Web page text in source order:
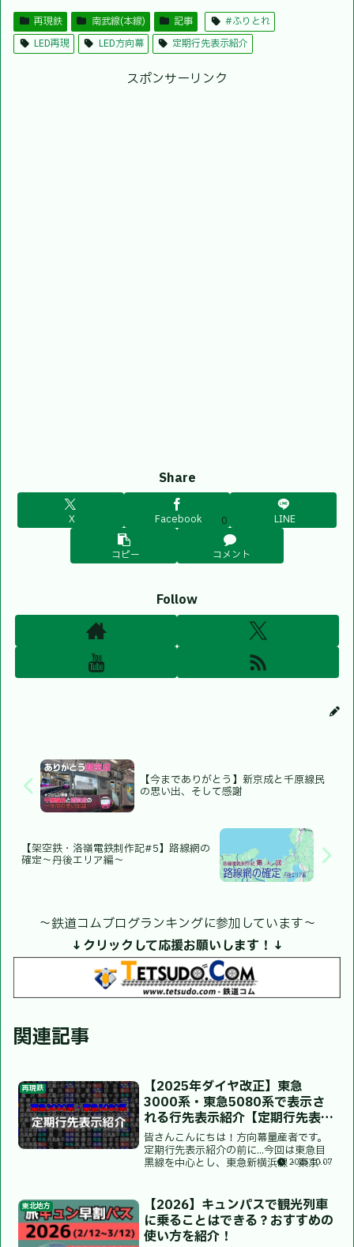
再現鉄 南武線(本線) 記事
#ふりとれ
LED再現
LED方向幕 定期行先表示紹介
スポンサーリンク
Share
X Facebook 0 LINE
コピー コメント
Follow
【今までありがとう】新京成と千原線民
の思い出、そして感謝
【架空鉄・洛嶺電鉄制作記#5】路線網の
確定〜丹後エリア編〜
〜鉄道コムブログランキングに参加しています〜
↓クリックして応援お願いします！↓
関連記事
再現鉄
【2025年ダイヤ改正】東急
3000系・東急5080系で表示さ
れる行先表示紹介【定期行先表示
紹介第37弾】
皆さんこんにちは！方向幕量産者です。
定期行先表示紹介の前に...今回は東急目
黒線を中心とし、東急新横浜線・東京メ
急5080系の定期表示を紹介します。ダイ
ヤは2025...
2025.10.07
東北地方
【2026】キュンパスで観光列車
に乗ることはできる？おすすめの
使い方を紹介！